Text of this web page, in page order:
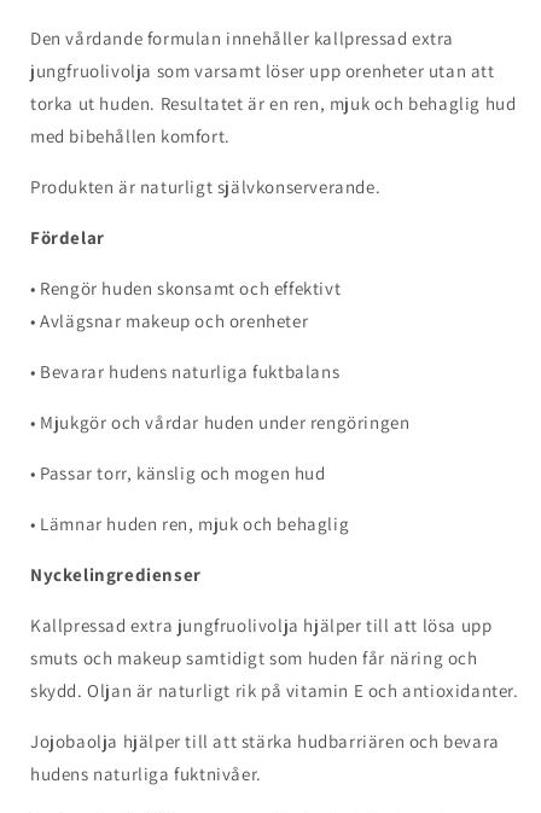
Den vårdande formulan innehåller kallpressad extra
jungfruolivolja som varsamt löser upp orenheter utan att
torka ut huden. Resultatet är en ren, mjuk och behaglig hud
med bibehållen komfort.
Produkten är naturligt självkonserverande.
Fördelar
• Rengör huden skonsamt och effektivt
• Avlägsnar makeupoch orenheter
• Bevarar hudens naturliga fuktbalans
• Mjukgör och vårdar huden under rengöringen
• Passar torr, känslig och mogen hud
• Lämnar huden ren, mjuk och behaglig
Nyckelingredienser
Kallpressad extra jungfruolivolja hjälper till att lösa upp
smuts och makeup samtidigt som huden får näring och
skydd. Oljan är naturligt rik på vitamin E och antioxidanter.
Jojobaolja hjälper till att stärka hudbarriären och bevara
hudens naturliga fuktnivåer.